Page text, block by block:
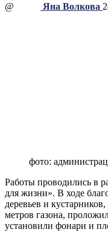
@ Яна Волкова
фото:
Работы проводились в
для жизни». В ходе
деревьев и
метров газона,
установили фонари и